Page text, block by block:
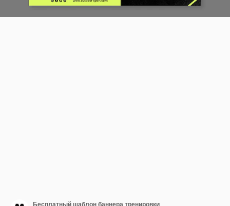
Бесплатный шаблон баннера тренировки